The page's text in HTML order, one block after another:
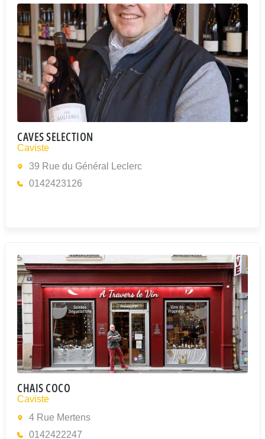
CAVES SELECTION
Caviste
39 Rue du Général Leclerc
0142423126
CHAIS COCO
Caviste
4 Rue Mertens
0142422247